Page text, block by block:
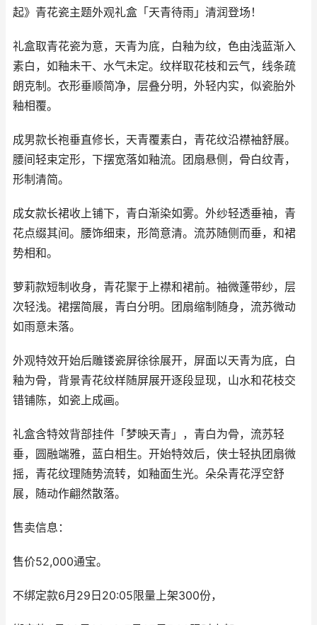
起》青花瓷主题外观礼盒「天青待雨」清润登场！
礼盒取青花瓷为意，天青为底，白釉为纹，色由浅蓝渐入
素白，如釉未干、水气未定。纹样取花枝和云气，线条疏
朗克制。衣形垂顺简净，层叠分明，外轻内实，似瓷胎外
釉相覆。
成男款长袍垂直修长，天青覆素白，青花纹沿襟袖舒展。
腰间轻束定形，下摆宽落如釉流。团扇悬侧，骨白纹青，
形制清简。
成女款长裙收上铺下，青白渐染如雾。外纱轻透垂袖，青
花点缀其间。腰饰细束，形简意清。流苏随侧而垂，和裙
势相和。
萝莉款短制收身，青花聚于上襟和裙前。袖微蓬带纱，层
次轻浅。裙摆简展，青白分明。团扇缩制随身，流苏微动
如雨意未落。
外观特效开始后雕镂瓷屏徐徐展开，屏面以天青为底，白
釉为骨，背景青花纹样随屏展开逐段显现，山水和花枝交
错铺陈，如瓷上成画。
礼盒含特效背部挂件「梦映天青」，青白为骨，流苏轻
垂，圆融端雅，蓝白相生。开始特效后，侠士轻执团扇微
摇，青花纹理随势流转，如釉面生光。朵朵青花浮空舒
展，随动作翩然散落。
售卖信息：
售价52,000通宝。
不绑定款6月29日20:05限量上架300份，